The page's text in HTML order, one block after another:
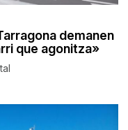
demanen
que agonitza»